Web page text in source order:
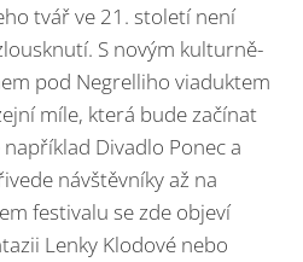
tvář ve 21. století není
S novým kulturně-
pod Negrelliho viaduktem
míle, která bude začínat
Divadlo Ponec a
návštěvníky až na
festivalu se zde objeví
Lenky Klodové nebo